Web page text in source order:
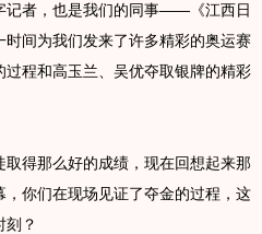
者，也是我们的同事——《江西日
间为我们发来了许多精彩的奥运赛
程和高玉兰、吴优夺取银牌的精彩
得那么好的成绩，现在回想起来那
你们在现场见证了夺金的过程，这
刻？